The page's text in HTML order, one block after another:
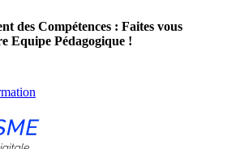
des Compétences : Faites vous
Equipe Pédagogique !